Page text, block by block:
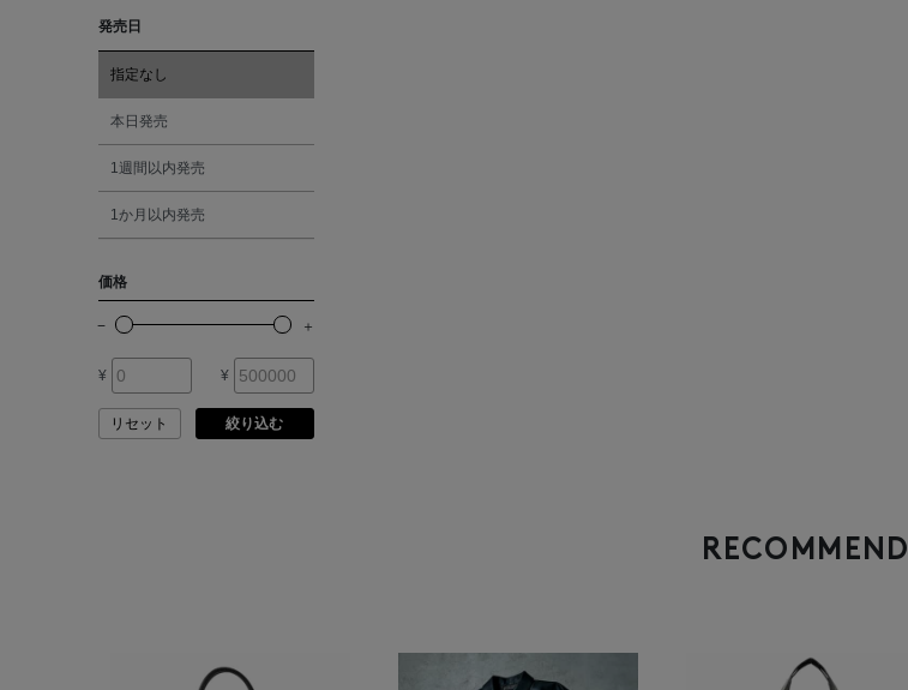
ANYA HINDMARCH
ARCS LONDON
ARIANNA
ASAUCE MELER
ATELIER AMBOISE
レッド
オレンジ
シルバー
発売日
指定なし
本日発売
1週間以内発売
1か月以内発売
価格
¥ ¥
リセット 絞り込む
RECOMMEND